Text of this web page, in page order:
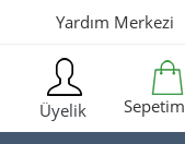
Yardım Merkezi
Üyelik Sepetim